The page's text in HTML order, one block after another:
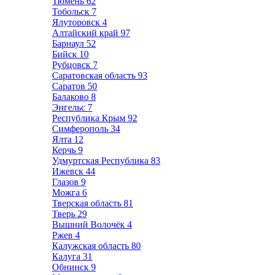
Тобольск 7
Ялуторовск 4
Алтайский край 97
Барнаул 52
Бийск 10
Рубцовск 7
Саратовская область 93
Саратов 50
Балаково 8
Энгельс 7
Республика Крым 92
Симферополь 34
Ялта 12
Керчь 9
Удмуртская Республика 83
Ижевск 44
Глазов 9
Можга 6
Тверская область 81
Тверь 29
Вышний Волочёк 4
Ржев 4
Калужская область 80
Калуга 31
Обнинск 9